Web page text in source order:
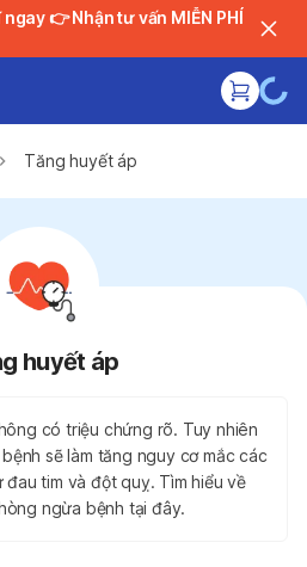
MIỄN PHÍ
Tăng huyết áp
huyết áp
có triệu chứng rõ. Tuy nhiên
sẽ làm tăng nguy cơ mắc các
tim và đột quỵ. Tìm hiểu về
ngừa bệnh tại đây.